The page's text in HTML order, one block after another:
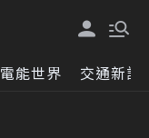
電能世界 交通新訊